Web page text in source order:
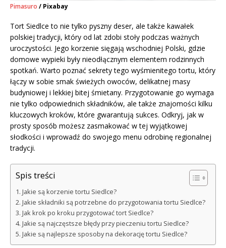
Pimasuro / Pixabay
Tort Siedlce to nie tylko pyszny deser, ale także kawałek
polskiej tradycji, który od lat zdobi stoły podczas ważnych
uroczystości. Jego korzenie sięgają wschodniej Polski, gdzie
domowe wypieki były nieodłącznym elementem rodzinnych
spotkań. Warto poznać sekrety tego wyśmienitego tortu, który
łączy w sobie smak świeżych owoców, delikatnej masy
budyniowej i lekkiej bitej śmietany. Przygotowanie go wymaga
nie tylko odpowiednich składników, ale także znajomości kilku
kluczowych kroków, które gwarantują sukces. Odkryj, jak w
prosty sposób możesz zasmakować w tej wyjątkowej
słodkości i wprowadź do swojego menu odrobinę regionalnej
tradycji.
Spis treści
Jakie są korzenie tortu Siedlce?
Jakie składniki są potrzebne do przygotowania tortu Siedlce?
Jak krok po kroku przygotować tort Siedlce?
Jakie są najczęstsze błędy przy pieczeniu tortu Siedlce?
Jakie są najlepsze sposoby na dekorację tortu Siedlce?